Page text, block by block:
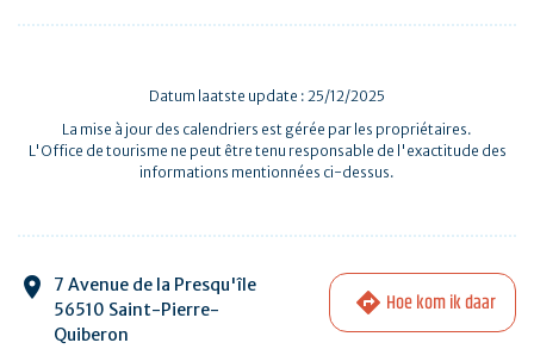
Datum laatste update : 25/12/2025
La mise à jour des calendriers est gérée par les propriétaires.
L'Office de tourisme ne peut être tenu responsable de l'exactitude des
informations mentionnées ci-dessus.
7 Avenue de la Presqu'île
56510 Saint-Pierre-
Quiberon
Hoe kom ik daar